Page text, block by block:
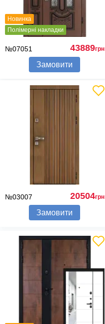
Новинка
Полімерні накладки
№07051 43889грн
Замовити
№03007 20504грн
Замовити